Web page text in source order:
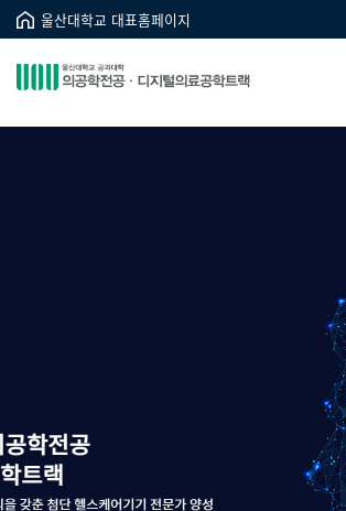
울산대학교 대표홈페이지